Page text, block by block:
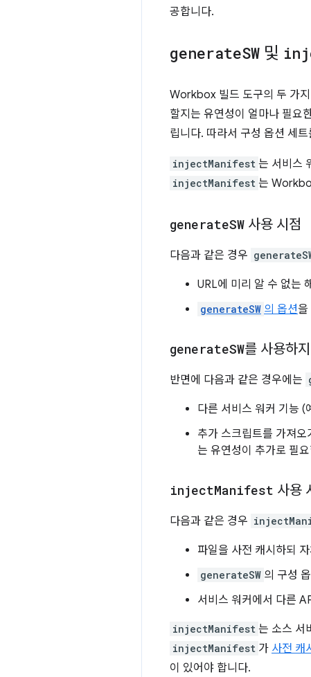
공합니다.
generateSW 및
Workbox 빌드 도구의 두 가
할지는 유연성이 얼마나 필요
립니다. 따라서 구성 옵션 세
injectManifest 는 서비스
injectManifest 는
generateSW 사용 시점
다음과 같은 경우
URL에 미리 알 수 없는
generateSW 의 옵션
generateSW를 사용하지
반면에 다음과 같은 경우에는
다른 서비스 워커 기능 (
추가 스크립트를 가져
는 유연성이 추가로 필
injectManifest 사용
다음과 같은 경우
파일을 사전 캐시하되
generateSW 의 구성
서비스 워커에서 다른
injectManifest 는 소스 서
injectManifest 가 사전 캐
이 있어야 합니다.